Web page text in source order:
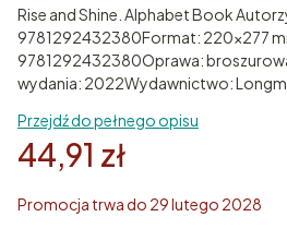
Rise and Shine. Alphabet Book
9781292432380Format: 220x277
9781292432380Oprawa:
wydania: 2022Wydawnictwo:
Przejdź do pełnego opisu
44,91 zł
Promocja trwa do 29 lutego 2028